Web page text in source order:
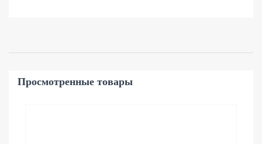
Просмотренные товары